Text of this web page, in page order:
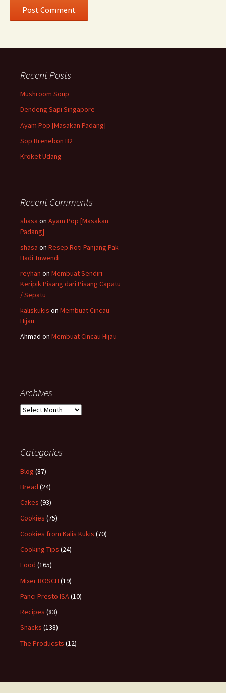
Recent Posts
Mushroom Soup
Dendeng Sapi Singapore
Ayam Pop [Masakan Padang]
Sop Brenebon B2
Kroket Udang
Recent Comments
shasa on Ayam Pop [Masakan
Padang]
shasa on Resep Roti Panjang Pak
Hadi Tuwendi
reyhan on Membuat Sendiri
Keripik Pisang dari Pisang Capatu
/ Sepatu
kaliskukis on Membuat Cincau
Hijau
Ahmad on Membuat Cincau Hijau
Archives
Archives
Categories
Blog (87)
Bread (24)
Cakes (93)
Cookies (75)
Cookies from Kalis Kukis (70)
Cooking Tips (24)
Food (165)
Mixer BOSCH (19)
Panci Presto ISA(10)
Recipes (83)
Snacks (138)
The Producsts (12)